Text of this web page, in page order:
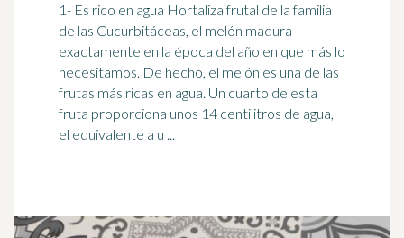
1- Es rico en agua Hortaliza frutal de la familia
de las Cucurbitáceas, el melón madura
exactamente en la época del año en que más lo
necesitamos. De hecho, el melón es una de las
frutas más ricas en agua. Un cuarto de esta
fruta proporciona unos 14 centilitros de agua,
el equivalente a u ...